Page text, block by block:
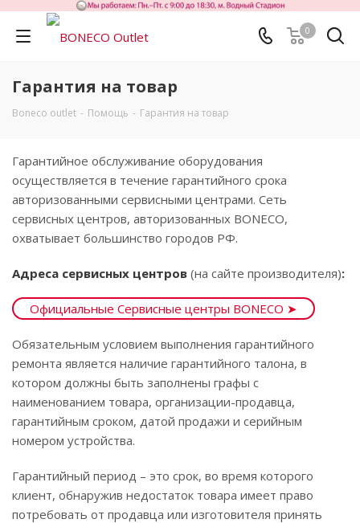
0
Гарантия на товар
Boneco outlet - Помощь - Гарантия на товар
Гарантийное обслуживание оборудования
осуществляется в течение гарантийного срока
авторизованными сервисными центрами. Сеть
сервисных центров, авторизованных BONECO,
охватывает большинство городов РФ.
Адреса сервисных центров (на сайте производителя):
Официальные Сервисные центры BONECO ➤
Обязательным условием выполнения гарантийного
ремонта является наличие гарантийного талона, в
котором должны быть заполнены графы с
наименованием товара, организации-продавца,
гарантийным сроком, датой продажи и серийным
номером устройства.
Гарантийный период – это срок, во время которого
клиент, обнаружив недостаток товара имеет право
потребовать от продавца или изготовителя принять